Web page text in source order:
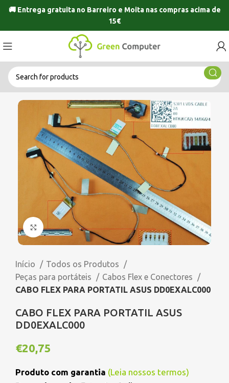
🚚 Entrega gratuita no Barreiro e Moitanas compras acima de
15€
Click to enlarge
Início
Todos os Produtos
Peças para portáteis
Cabos Flex e Conectores
CABO FLEX PARA PORTATIL ASUS DD0EXALC000
CABO FLEX PARA PORTATIL ASUS
DD0EXALC000
€20,75
Produto com garantia (Leia nossos termos)